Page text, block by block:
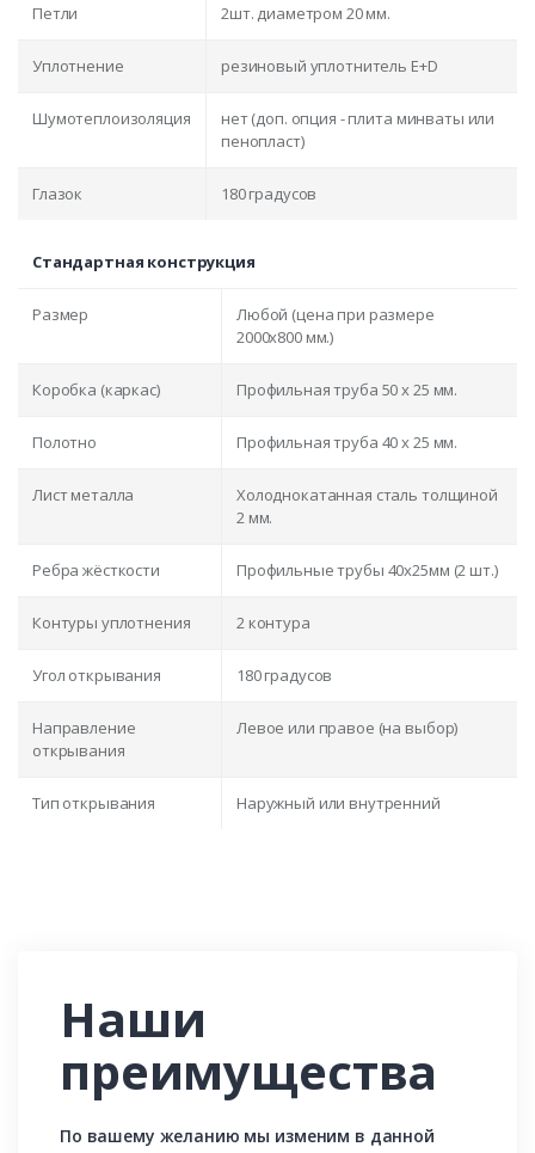
Петли 2шт. диаметром 20 мм.
Уплотнение резиновый уплотнитель E+D
Шумотеплоизоляция
нет (доп. опция - плита минваты или
пенопласт)
Глазок 180 градусов
Стандартная конструкция
Размер
Любой (цена при размере
2000x800 мм.)
Коробка (каркас) Профильная труба 50 х 25 мм.
Полотно Профильная труба 40 х 25 мм.
Лист металла
Холоднокатанная сталь толщиной
2 мм.
Ребра жёсткости Профильные трубы 40х25мм (2 шт.)
Контуры уплотнения 2 контура
Угол открывания 180 градусов
Направление
открывания
Левое или правое (на выбор)
Тип открывания Наружный или внутренний
Наши
преимущества
По вашему желанию мы изменим в данной